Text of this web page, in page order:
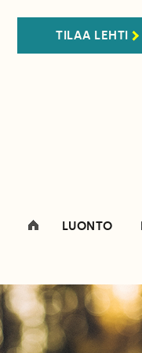
TILAA LEHTI
LUONTO